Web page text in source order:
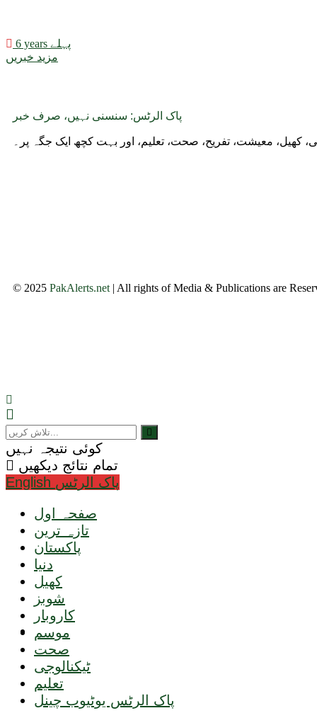
ٹیکنالوجی
6 years پہلے
مزید خبریں
پاک الرٹس: سنسنی نہیں، صرف خبر
کھیل، معیشت، تفریح، صحت، تعلیم، اور بہت کچھ ایک جگہ پر۔
© 2025 PakAlerts.net | All rights of Media & Publications are
کوئی نتیجہ نہیں
تمام نتائج دیکھیں
English پاک الرٹس
صفحہ اول
تازہ ترین
پاکستان
دنیا
کھیل
شوبز
کاروبار
موسم
صحت
ٹیکنالوجی
تعلیم
پاک الرٹس یوٹیوب چینل